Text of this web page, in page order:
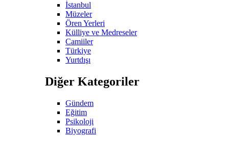
İstanbul
Müzeler
Ören Yerleri
Külliye ve Medreseler
Camiiler
Türkiye
Yurtdışı
Diğer Kategoriler
Gündem
Eğitim
Psikoloji
Biyografi